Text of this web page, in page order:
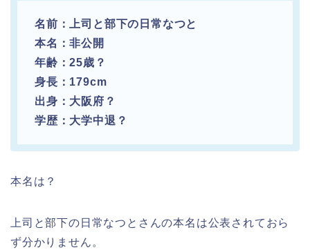
名前：上司と部下の日常なつと
本名：非公開
年齢：25歳？
身長：179cm
出身：大阪府？
学歴：大学中退？
本名は？
上司と部下の日常なつとさんの本名は公表されておら
ず分かりません。